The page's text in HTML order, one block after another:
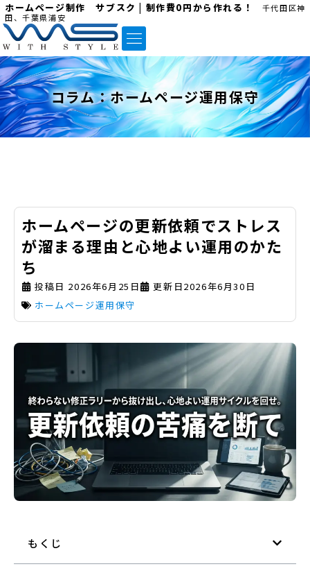
ホームページ制作 サブスク | 制作費0円から作れる！
千代田区神
田、千葉県浦安
コラム：ホームページ運用保守
ホームページの更新依頼でストレス
が溜まる理由と心地よい運用のかた
ち
投稿日 2026年6月25日
更新日2026年6月30日
ホームページ運用保守
もくじ